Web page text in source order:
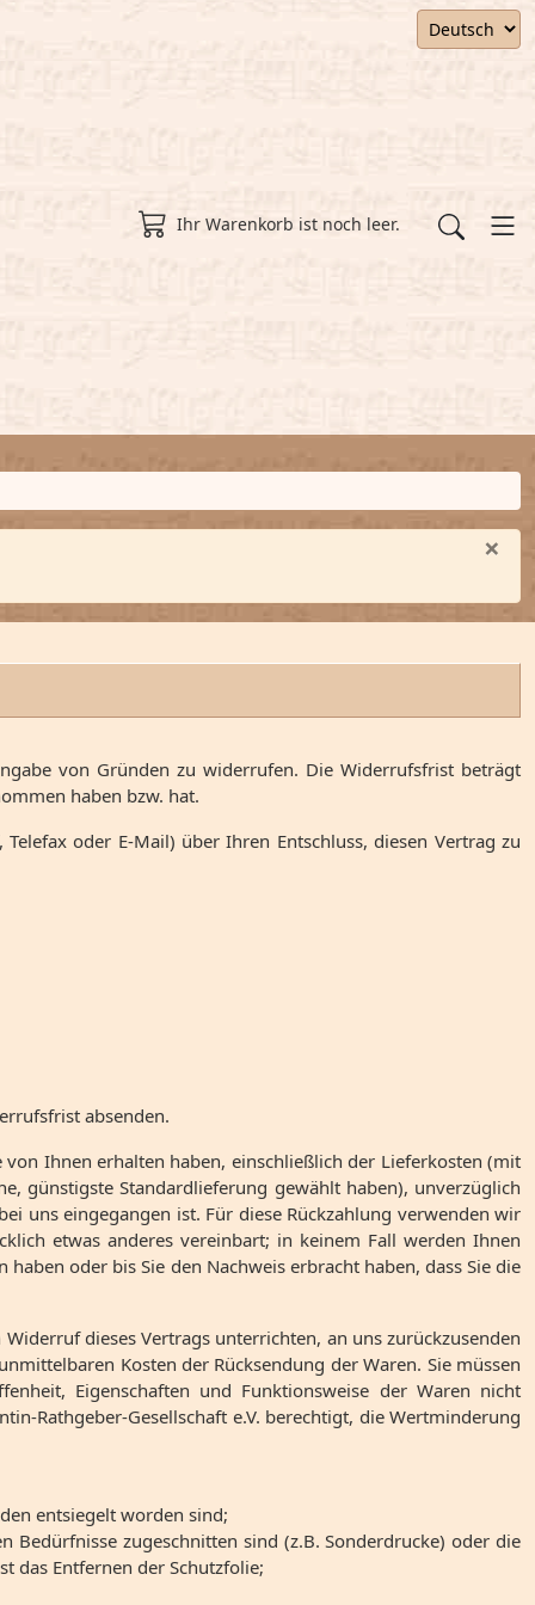
Ihr Warenkorb ist noch leer.
×
von Gründen zu widerrufen. Die Widerrufsfrist beträgt
haben bzw. hat.
oder E-Mail) über Ihren Entschluss, diesen Vertrag zu
absenden.
Ihnen erhalten haben, einschließlich der Lieferkosten (mit
günstigste Standardlieferung gewählt haben), unverzüglich
uns eingegangen ist. Für diese Rückzahlung verwenden wir
etwas anderes vereinbart; in keinem Fall werden Ihnen
oder bis Sie den Nachweis erbracht haben, dass Sie die
dieses Vertrags unterrichten, an uns zurückzusenden
Kosten der Rücksendung der Waren. Sie müssen
Eigenschaften und Funktionsweise der Waren nicht
Rathgeber-Gesellschaft e.V. berechtigt, die Wertminderung
entsiegelt worden sind;
zugeschnitten sind (z.B. Sonderdrucke) oder die
das Entfernen der Schutzfolie;